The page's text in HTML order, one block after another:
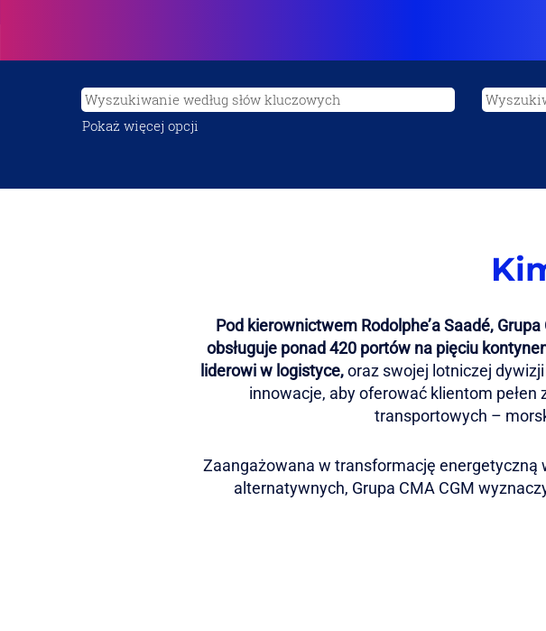
Pokaż więcej opcji
Pod kierownictwem Rodolphe’a Saadé,
obsługuje ponad 420 portów na pięciu
liderowi w logistyce,oraz swojej lotniczej dywizji
innowacje, aby oferować klientom
transportowych –
Zaangażowana w transformację
alternatywnych, Grupa CMA CGM